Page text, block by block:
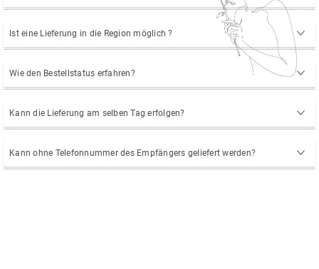
Ist eine Lieferung in die Region möglich ?
Wie den Bestellstatus erfahren?
Kann die Lieferung am selben Tag erfolgen?
Kann ohne Telefonnummer des Empfängers geliefert werden?